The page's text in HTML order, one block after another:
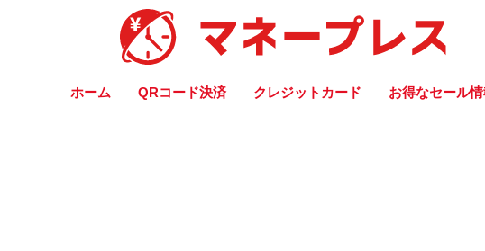
ホーム QRコード決済 クレジットカード お得なセール